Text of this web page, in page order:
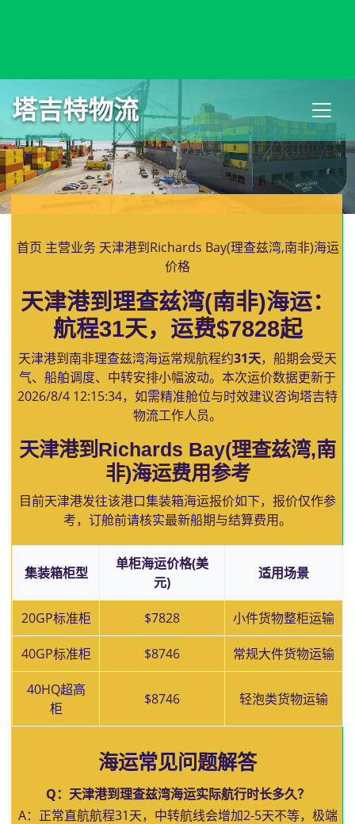
塔吉特物流
首页 主营业务 天津港到Richards Bay(理查兹湾,南非)海运
价格
天津港到理查兹湾(南非)海运：
航程31天，运费$7828起
天津港到南非理查兹湾海运常规航程约31天，船期会受天
气、船舶调度、中转安排小幅波动。本次运价数据更新于
2026/8/4 12:15:34，如需精准舱位与时效建议咨询塔吉特
物流工作人员。
天津港到Richards Bay(理查兹湾,南
非)海运费用参考
目前天津港发往该港口集装箱海运报价如下，报价仅作参
考，订舱前请核实最新船期与结算费用。
集装箱柜型
单柜海运价格(美
元)
适用场景
20GP标准柜 $7828 小件货物整柜运输
40GP标准柜 $8746 常规大件货物运输
40HQ超高
柜
$8746 轻泡类货物运输
海运常见问题解答
Q：天津港到理查兹湾海运实际航行时长多久？
A：正常直航航程31天，中转航线会增加2-5天不等，极端